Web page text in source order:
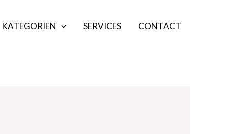
KATEGORIEN SERVICES CONTACT